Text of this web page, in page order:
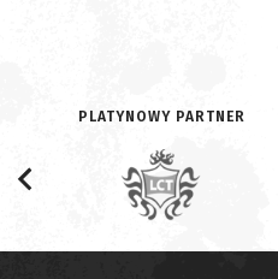
PLATYNOWY PARTNER